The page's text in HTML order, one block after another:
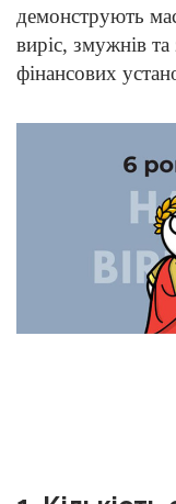
демонструють
виріс, змужнів
фінансових